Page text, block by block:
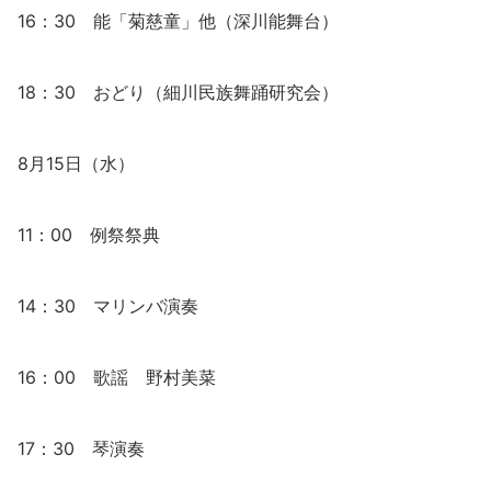
16：30 能「菊慈童」他（深川能舞台）
18：30 おどり（細川民族舞踊研究会）
8月15日（水）
11：00 例祭祭典
14：30 マリンバ演奏
16：00 歌謡 野村美菜
17：30 琴演奏